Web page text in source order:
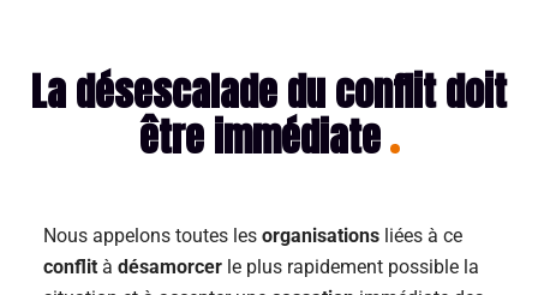
La désescalade du conflit doit
être immédiate
Nous appelons toutes les organisations liées à ce
conflit à désamorcer le plus rapidement possible la